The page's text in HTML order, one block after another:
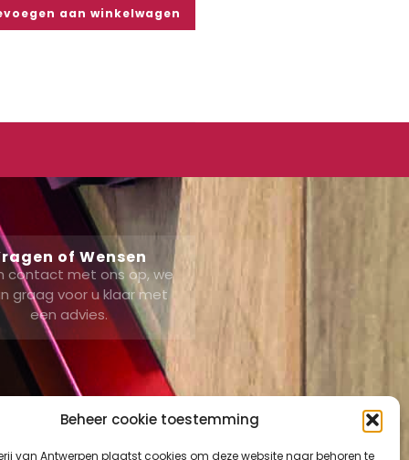
Beheer cookie toestemming
van Antwerpen plaatst cookies om deze website naar behoren te
aan winkelwagen
of Wensen
contact met ons op, we
graag voor u klaar met
een advies.